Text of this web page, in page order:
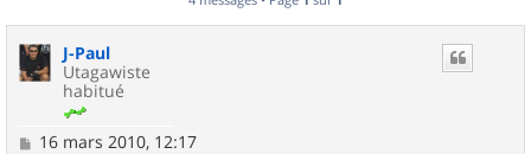
J-Paul
Utagawiste
habitué
M16 mars 2010, 12:17